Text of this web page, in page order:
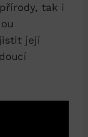
tak i
její